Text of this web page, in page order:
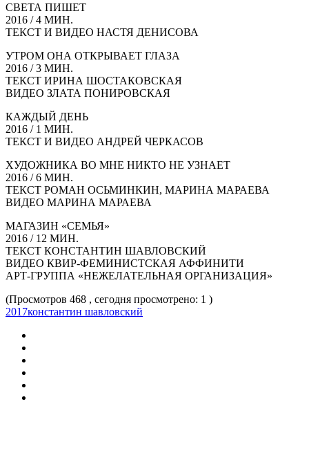
СВЕТА ПИШЕТ
2016 / 4 МИН.
ТЕКСТ И ВИДЕО НАСТЯ ДЕНИСОВА
УТРОМ ОНА ОТКРЫВАЕТ ГЛАЗА
2016 / 3 МИН.
ТЕКСТ ИРИНА ШОСТАКОВСКАЯ
ВИДЕО ЗЛАТА ПОНИРОВСКАЯ
КАЖДЫЙ ДЕНЬ
2016 / 1 МИН.
ТЕКСТ И ВИДЕО АНДРЕЙ ЧЕРКАСОВ
ХУДОЖНИКА ВО МНЕ НИКТО НЕ УЗНАЕТ
2016 / 6 МИН.
ТЕКСТ РОМАН ОСЬМИНКИН, МАРИНА МАРАЕВА
ВИДЕО МАРИНА МАРАЕВА
МАГАЗИН «СЕМЬЯ»
2016 / 12 МИН.
ТЕКСТ КОНСТАНТИН ШАВЛОВСКИЙ
ВИДЕО КВИР-ФЕМИНИСТСКАЯ АФФИНИТИ
АРТ‑ГРУППА «НЕЖЕЛАТЕЛЬНАЯ ОРГАНИЗАЦИЯ»
(Просмотров 468 , сегодня просмотрено: 1 )
2017константин шавловский